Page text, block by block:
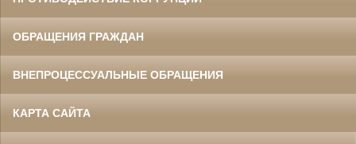
ОБРАЩЕНИЯ ГРАЖДАН
ВНЕПРОЦЕССУАЛЬНЫЕ ОБРАЩЕНИЯ
КАРТА САЙТА